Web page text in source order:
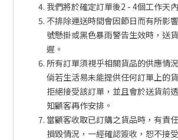
我們將於確定訂單後2 - 4個工作天
不排除運送時間會因節日而有所影
號懸掛或黑色暴雨警告生效時，送
遲。
所有訂單須視乎相關貨品的供應情
倘若生活易未能提供任何訂單上的
拒絕接受該訂單，並且會於送貨前
知顧客再作安排。
當顧客收取已訂購之貨品時，有責
損毀情況，一經確認簽收，恕不接